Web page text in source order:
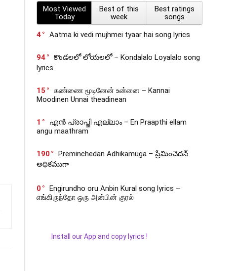
Most Viewed
Today
Best of this
week
Best ratings
songs
4
Aatma ki vedi mujhmei tyaar hai song lyrics
94
కొండలలో లోయలలో – Kondalalo Loyalalo song
lyrics
15
கண்ணை மூடினேன் உன்னை – Kannai
Moodinen Unnai theadinean
1
എൻ പ്രാപ്തി എല്ലാം – En Praapthi ellam
angu maathram
190
Preminchedan Adhikamuga – ప్రేమించెదన్
అధికముగా
0
Engirundho oru Anbin Kural song lyrics –
எங்கிருந்தோ ஒரு அன்பின் குரல்
Install our App and copy lyrics !